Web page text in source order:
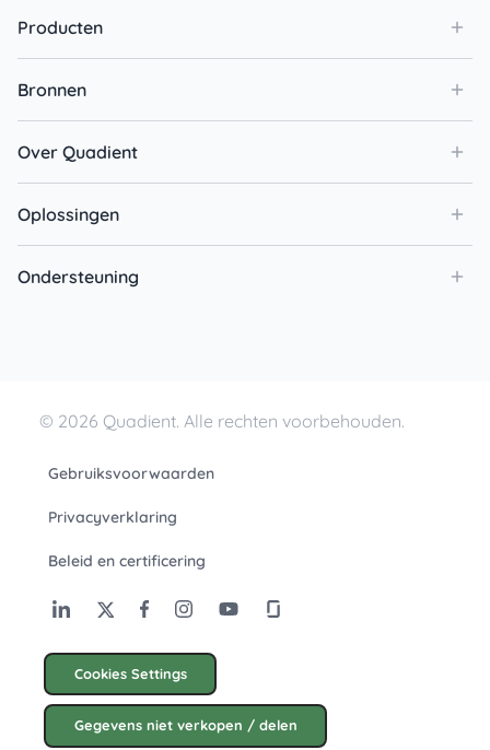
Producten
Bronnen
Over Quadient
Oplossingen
Ondersteuning
© 2026 Quadient. Alle rechten voorbehouden.
Gebruiksvoorwaarden
Privacyverklaring
Beleid en certificering
Cookies Settings
Gegevens niet verkopen / delen